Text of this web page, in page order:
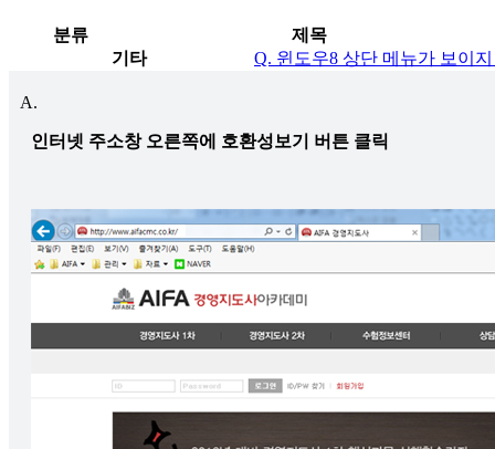
분류
제목
기타
Q. 윈도우8 상단 메뉴가 보이
A.
인터넷 주소창 오른쪽에 호환성보기 버튼 클릭